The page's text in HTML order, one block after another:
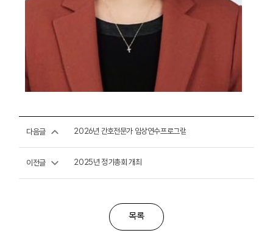
다음글 2026년 간호전문가 임상연수프로그램
이전글 2025년 정기총회 개최
목록